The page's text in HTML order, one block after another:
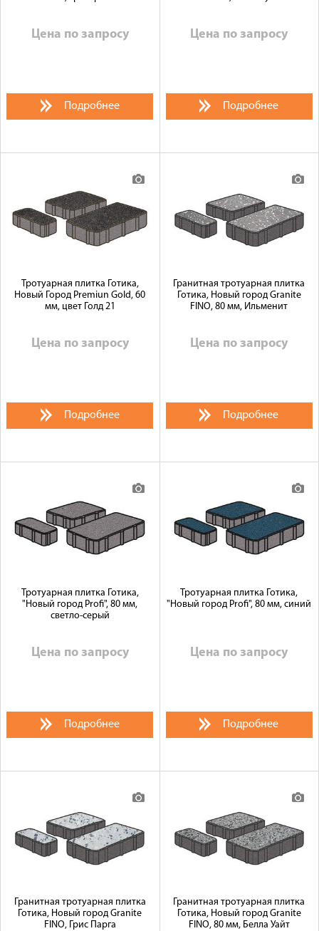
Цена по запросу
Подробнее
Цена по запросу
Подробнее
Тротуарная плитка Готика,
Новый Город Premiun Gold, 60
мм, цвет Голд 21
Цена по запросу
Подробнее
Гранитная тротуарная плитка
Готика, Новый город Granite
FINO, 80 мм, Ильменит
Цена по запросу
Подробнее
Тротуарная плитка Готика,
"Новый город Profi", 80 мм,
светло-серый
Цена по запросу
Подробнее
Тротуарная плитка Готика,
"Новый город Profi", 80 мм, синий
Цена по запросу
Подробнее
Гранитная тротуарная плитка
Готика, Новый город Granite
FINO, Грис Парга
Гранитная тротуарная плитка
Готика, Новый город Granite
FINO, 80 мм, Белла Уайт